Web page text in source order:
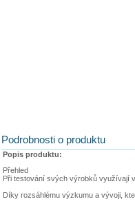
Podrobnosti o produktu
Popis produktu:
Přehled
Při testování svých výrobků využívají
Díky rozsáhlému výzkumu a vývoji,